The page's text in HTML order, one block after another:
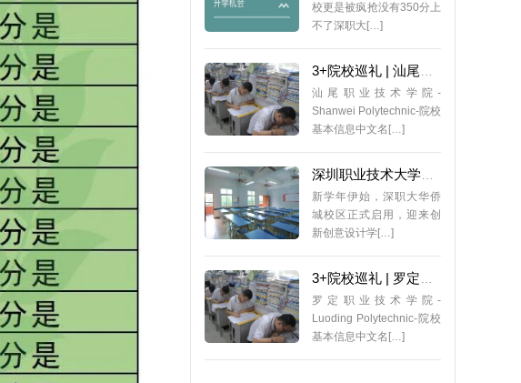
校更是被疯抢没有350分上
不了深职大[…]
汕尾职业技术学院-
Shanwei Polytechnic-院校
基本信息中文名[…]
新学年伊始，深职大华侨
城校区正式启用，迎来创
新创意设计学[…]
罗定职业技术学院-
Luoding Polytechnic-院校
基本信息中文名[…]